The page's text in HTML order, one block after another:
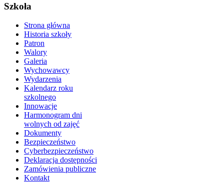
Szkoła
Strona główna
Historia szkoły
Patron
Walory
Galeria
Wychowawcy
Wydarzenia
Kalendarz roku
szkolnego
Innowacje
Harmonogram dni
wolnych od zajęć
Dokumenty
Bezpieczeństwo
Cyberbezpieczeństwo
Deklaracja dostępności
Zamówienia publiczne
Kontakt